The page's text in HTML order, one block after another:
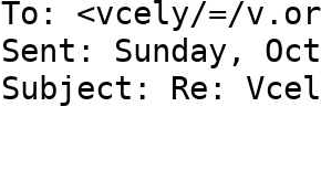
To: <vcely/=/
Sent: Sunday,
Subject: Re: